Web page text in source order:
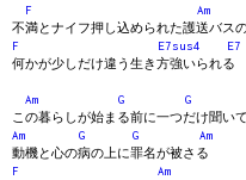
F
Am
不満とナイフ押し込められた護送バス
F
E7sus4
E7
何かが少しだけ違う生き方強いられる
Am G G
この暮らしが始まる前に一つだけ聞い
Am
G G
Am
動機と心の病の上に罪名が被さる
F
Am